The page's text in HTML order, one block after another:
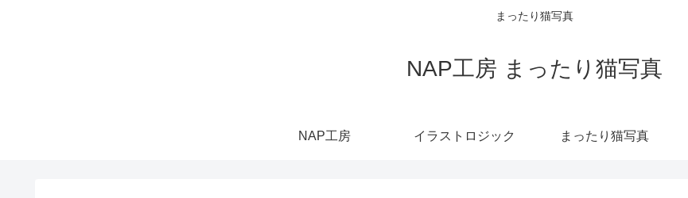
まったり猫写真
NAP工房 まったり猫写真
NAP工房 イラストロジック まったり猫写真